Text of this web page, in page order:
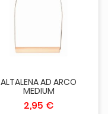
ALTALENA AD ARCO
MEDIUM
2,95 €